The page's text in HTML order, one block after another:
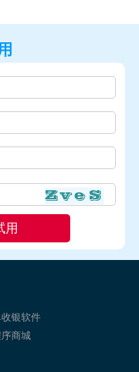
银软件
商城